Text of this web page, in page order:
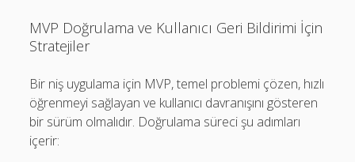
MVP Doğrulama ve Kullanıcı Geri Bildirimi İçin
Stratejiler
Bir niş uygulama için MVP, temel problemi çözen, hızlı
öğrenmeyi sağlayan ve kullanıcı davranışını gösteren
bir sürüm olmalıdır. Doğrulama süreci şu adımları
içerir: